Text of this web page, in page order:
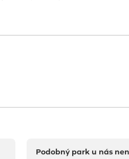
Podobný park u nás